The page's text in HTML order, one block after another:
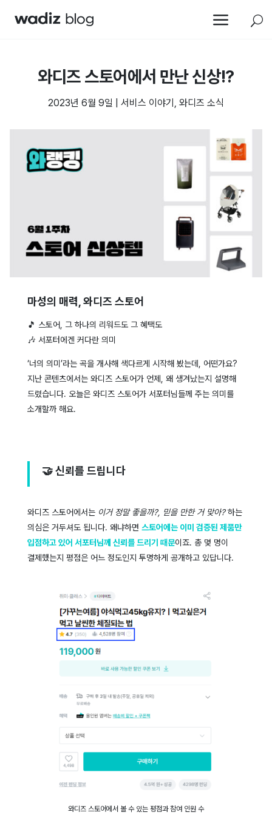
a U
와디즈 스토어에서 만난 신상!?
2023년 6월 9일 서비스 이야기 , 와디즈 소식
마성의 매력, 와디즈 스토어
🎵 스토어, 그 하나의 리워드도 그 혜택도
🎶 서포터에겐 커다란 의미
‘너의 의미’라는 곡을 개사해 색다르게 시작해 봤는데, 어떤가요?
지난 콘텐츠에서는 와디즈 스토어가 언제, 왜 생겨났는지 설명해
드렸습니다. 오늘은 와디즈 스토어가 서포터님들께 주는 의미를
소개할까 해요.
🤝 신뢰를 드립니다
와디즈 스토어에서는 이거 정말 좋을까?, 믿을 만한 거 맞아?하는
의심은 거두셔도 됩니다. 왜냐하면 스토어에는 이미 검증된 제품만
입점하고 있어 서포터님께 신뢰를 드리기 때문이죠. 총 몇 명이
결제했는지 평점은 어느 정도인지 투명하게 공개하고 있답니다.
와디즈 스토어에서 볼 수 있는 평점과 참여 인원 수